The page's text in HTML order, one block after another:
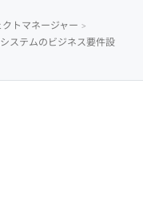
トマネージャー
ステムのビジネス要件設